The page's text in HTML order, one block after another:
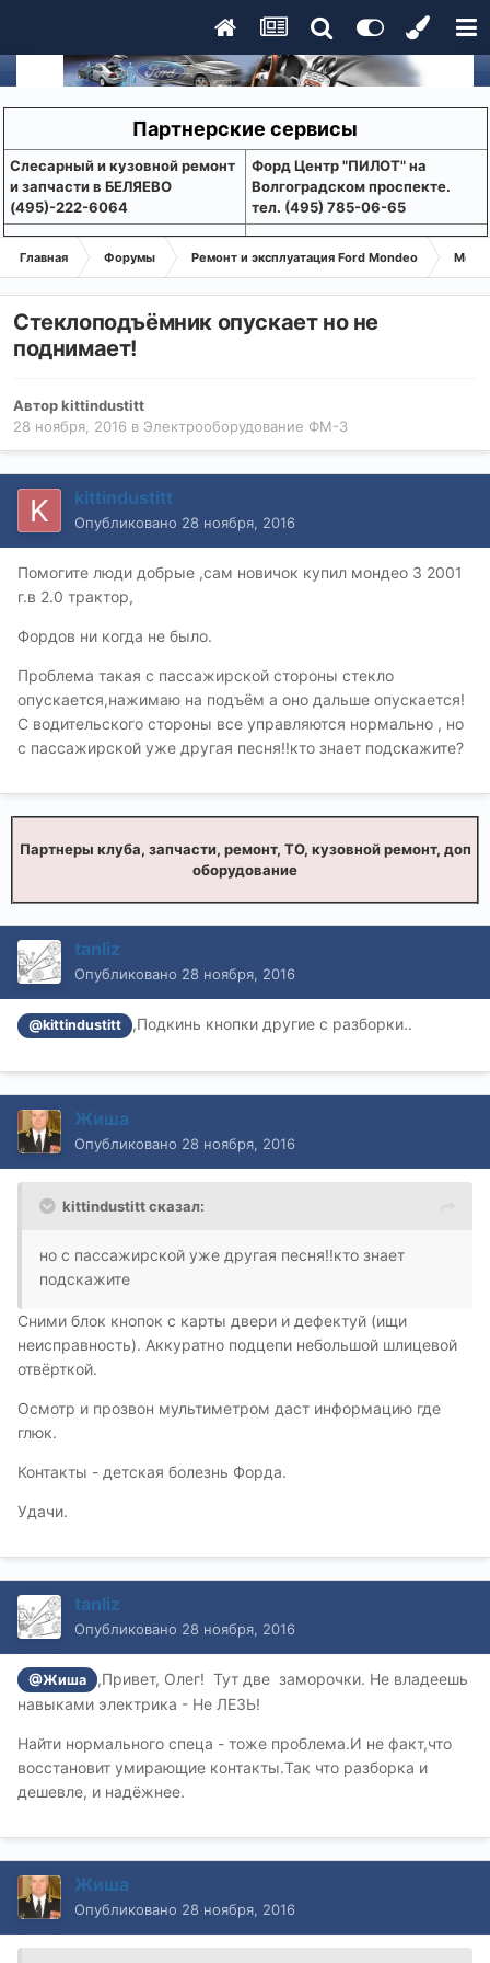
Партнерские сервисы
Слесарный и кузовной ремонт
и запчасти в БЕЛЯЕВО
(495)-222-6064
Форд Центр "ПИЛОТ" на
Волгоградском проспекте.
тел. (495) 785-06-65
Главная Форумы Ремонт и эксплуатация Ford Mondeo
Стеклоподъёмник опускает но не
поднимает!
Авторkittindustitt
28 ноября, 2016 в Электрооборудование ФМ-3
kittindustitt
Опубликовано 28 ноября, 2016
Помогите люди добрые ,сам новичок купил мондео 3 2001
г.в 2.0 трактор,
Фордов ни когда не было.
Проблема такая с пассажирской стороны стекло
опускается,нажимаю на подъём а оно дальше опускается!
С водительского стороны все управляются нормально , но
с пассажирской уже другая песня!!кто знает подскажите?
Партнеры клуба, запчасти, ремонт, ТО, кузовной ремонт, доп
оборудование
tanliz
Опубликовано 28 ноября, 2016
@kittindustitt ,Подкинь кнопки другие с разборки..
Жиша
Опубликовано 28 ноября, 2016
kittindustitt сказал:
но с пассажирской уже другая песня!!кто знает
подскажите
Сними блок кнопок с карты двери и дефектуй (ищи
неисправность). Аккуратно подцепи небольшой шлицевой
отвёрткой.
Осмотр и прозвон мультиметром даст информацию где
глюк.
Контакты - детская болезнь Форда.
Удачи.
tanliz
Опубликовано 28 ноября, 2016
@Жиша
,Привет, Олег! Тут две заморочки. Не владеешь
навыками электрика - Не ЛЕЗЬ!
Найти нормального спеца - тоже проблема.И не факт,что
восстановит умирающие контакты.Так что разборка и
дешевле, и надёжнее.
Жиша
Опубликовано 28 ноября, 2016